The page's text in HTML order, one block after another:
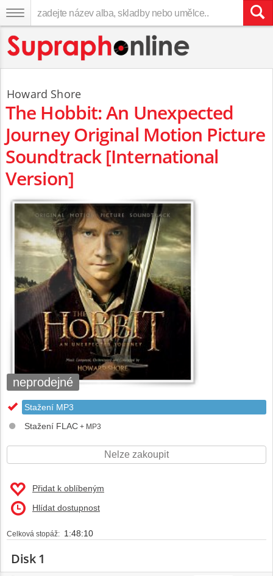
Howard Shore
The Hobbit: An Unexpected
Journey Original Motion Picture
Soundtrack [International
Version]
neprodejné
Stažení MP3
Stažení FLAC + MP3
Nelze zakoupit
Přidat k oblíbeným
Hlídat dostupnost
Celková stopáž: 1:48:10
Disk 1